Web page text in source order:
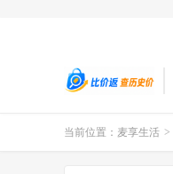
当前位置： 麦享生活 >